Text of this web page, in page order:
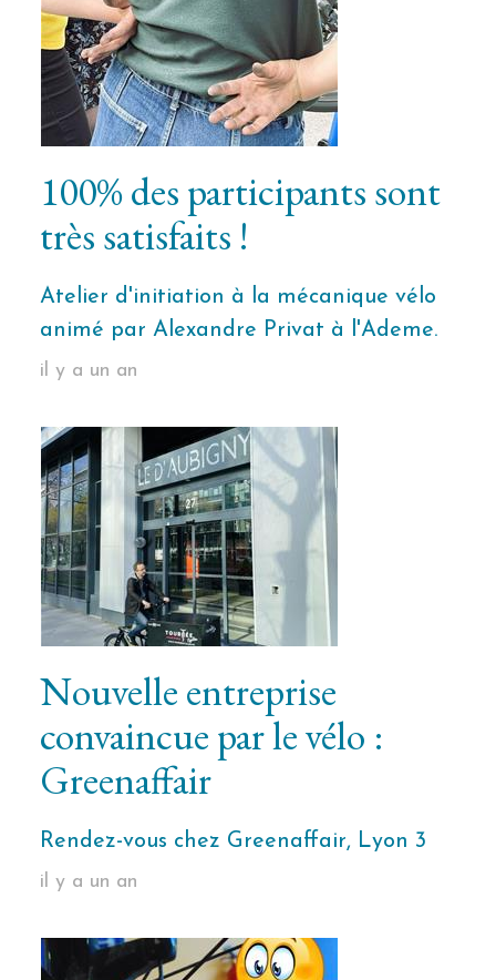
100% des participants sont
très satisfaits !
Atelier d'initiation à la mécanique vélo
animé par Alexandre Privat à l'Ademe.
il y a un an
Nouvelle entreprise
convaincue par le vélo :
Greenaffair
Rendez-vous chez Greenaffair, Lyon 3
il y a un an